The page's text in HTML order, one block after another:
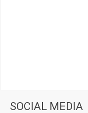
SOCIAL MEDIA